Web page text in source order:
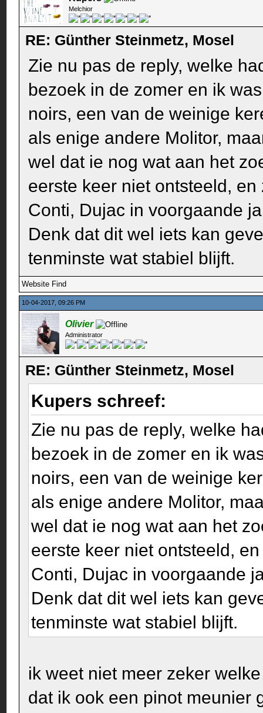
Melchior
RE: Günther Steinmetz, Mosel
Zie nu pas de reply, welke
bezoek in de zomer en ik
noirs, een van de weinige
als enige andere Molitor,
wel dat ie nog wat aan het
eerste keer niet ontsteeld,
Conti, Dujac in voorgaande
Denk dat dit wel iets kan
tenminste wat stabiel blijft.
Website Find
10-04-2017, 09:26 PM
Olivier
Administrator
RE: Günther Steinmetz, Mosel
Kupers schreef:
Zie nu pas de reply, welke
bezoek in de zomer en ik
noirs, een van de weinige
als enige andere Molitor,
wel dat ie nog wat aan het
eerste keer niet ontsteeld,
Conti, Dujac in voorgaande
Denk dat dit wel iets kan
tenminste wat stabiel blijft.
ik weet niet meer zeker
dat ik ook een pinot meunier